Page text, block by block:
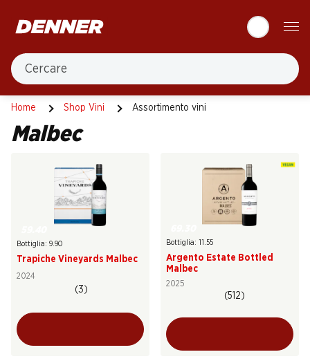
Cercare
Home Shop Vini Assortimento vini
Malbec
Malbec
Bottiglia: 9.90
Trapiche Vineyards Malbec
2024
(3)
Bottiglia: 11.55
Argento Estate Bottled
Malbec
2025
(512)